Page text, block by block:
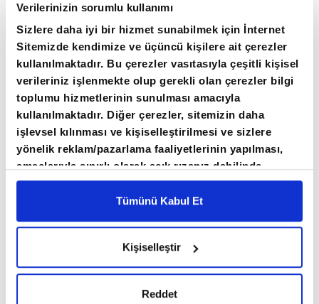
Verilerinizin sorumlu kullanımı
Sizlere daha iyi bir hizmet sunabilmek için İnternet
Sitemizde kendimize ve üçüncü kişilere ait çerezler
kullanılmaktadır. Bu çerezler vasıtasıyla çeşitli kişisel
verileriniz işlenmekte olup gerekli olan çerezler bilgi
toplumu hizmetlerinin sunulması amacıyla
kullanılmaktadır. Diğer çerezler, sitemizin daha
işlevsel kılınması ve kişiselleştirilmesi ve sizlere
yönelik reklam/pazarlama faaliyetlerinin yapılması,
amaçlarıyla sınırlı olarak açık rızanız dahilinde
kullanılacaktır. Çerezlere ilişkin tercihlerinizi çerez
paneli vasıtasıyla belirleyebilirsiniz. Çerezlere ilişkin
detaylı bilgi için Ayarlar butonuna tıklayabilir,
6698 sayılı Kişisel Verilerin Korunması Kanunu
uyarınca hazırlanmış olan İnternet Sitesi Aydınlatma
Tümünü Kabul Et
Kişiselleştir
Reddet
Altının Rusya'nın rezervlerindeki payı Haziran
2007'de yüzde 2,1'e kadar gerilemişti.
Uluslararası rezervler, Rusya Merkez Bankası ve
Rus hükümeti tarafından yönetilen döviz, para,
altın ve diğer rezerv varlıklardan oluşuyor.
Batılı ülkeler, Ukrayna'daki savaş nedeniyle
Rusya Merkez Bankası rezervlerinin yaklaşık
yarısına erişimini dondurmuştu.